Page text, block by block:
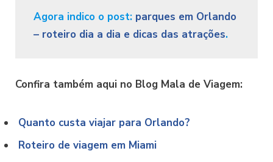
Agora indico o post: parques em Orlando
– roteiro dia a dia e dicas das atrações.
Confira também aqui no Blog Mala de Viagem:
Quanto custa viajar para Orlando?
Roteiro de viagem em Miami